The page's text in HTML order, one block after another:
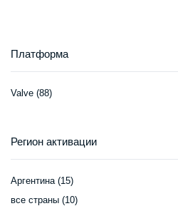
Платформа
Valve (88)
Регион активации
Аргентина (15)
все страны (10)